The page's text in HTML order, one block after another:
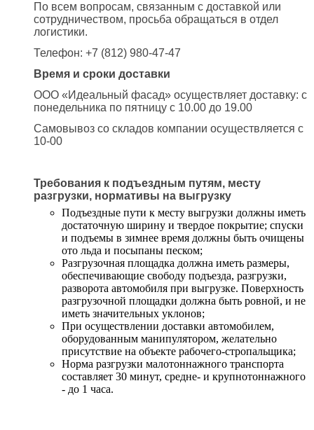
По всем вопросам, связанным с доставкой или
сотрудничеством, просьба обращаться в отдел
логистики.
Телефон: +7 (812) 980-47-47
Время и сроки доставки
ООО «Идеальный фасад» осуществляет доставку: с
понедельника по пятницу с 10.00 до 19.00
Самовывоз со складов компании осуществляется с
10-00
Требования к подъездным путям, месту
разгрузки, нормативы на выгрузку
Подъездные пути к месту выгрузки должны иметь
достаточную ширину и твердое покрытие; спуски
и подъемы в зимнее время должны быть очищены
ото льда и посыпаны песком;
Разгрузочная площадка должна иметь размеры,
обеспечивающие свободу подъезда, разгрузки,
разворота автомобиля при выгрузке. Поверхность
разгрузочной площадки должна быть ровной, и не
иметь значительных уклонов;
При осуществлении доставки автомобилем,
оборудованным манипулятором, желательно
присутствие на объекте рабочего-стропальщика;
Норма разгрузки малотоннажного транспорта
составляет 30 минут, средне- и крупнотоннажного
- до 1 часа.